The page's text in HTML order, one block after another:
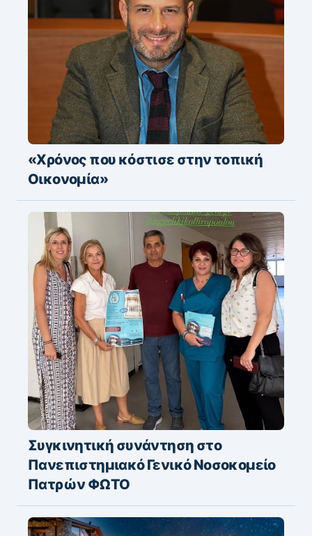
«Χρόνος που κόστισε στην τοπική
Οικονομία»
Συγκινητική συνάντηση στο
Πανεπιστημιακό Γενικό Νοσοκομείο
Πατρών ΦΩΤΟ